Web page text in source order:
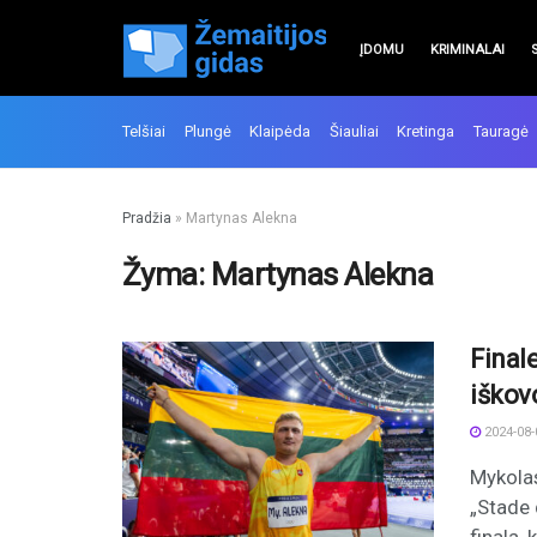
ĮDOMU KRIMINALAI
Telšiai Plungė Klaipėda Šiauliai Kretinga Tauragė
Pradžia » Martynas Alekna
Žyma: Martynas Alekna
2024-08-